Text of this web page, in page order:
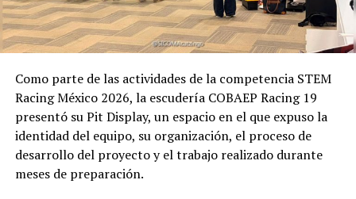
Como parte de las actividades de la competencia STEM
Racing México 2026, la escudería COBAEP Racing 19
presentó su Pit Display, un espacio en el que expuso la
identidad del equipo, su organización, el proceso de
desarrollo del proyecto y el trabajo realizado durante
meses de preparación.